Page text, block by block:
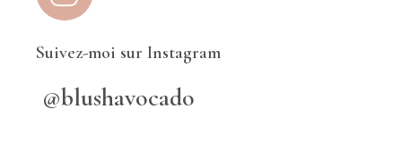
Suivez-moi sur Instagram
@blushavocado